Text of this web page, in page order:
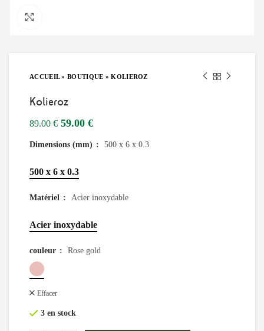
ACCUEIL»BOUTIQUE »KOLIEROZ
Kolieroz
89.00€ Le
initial
89.00 €.
59.00 €Le
actuel
Dimensions (mm) 500 x 6 x 0.3
500 x 6 x 0.3
Matériel Acier inoxydable
Acier inoxydable
couleur Rose gold
Effacer
3 en stock